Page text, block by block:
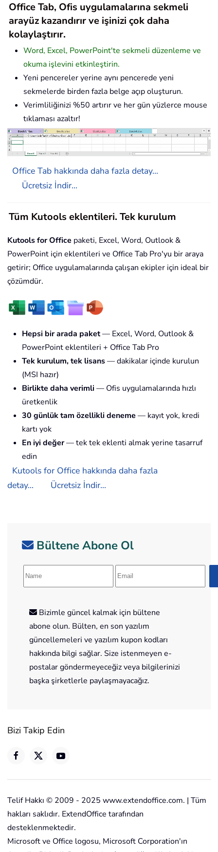
Office Tab, Ofis uygulamalarına sekmeli
arayüz kazandırır ve işinizi çok daha
kolaylaştırır.
Word, Excel, PowerPoint'te sekmeli düzenleme ve
okuma işlevini etkinleştirin.
Yeni pencereler yerine aynı pencerede yeni
sekmelerde birden fazla belge açıp oluşturun.
Verimliliğinizi %50 artırır ve her gün yüzlerce mouse
tıklaması azaltır!
Office Tab hakkında daha fazla detay...
Ücretsiz İndir...
Tüm Kutools eklentileri. Tek kurulum
Kutools for Office paketi, Excel, Word, Outlook &
PowerPoint için eklentileri ve Office Tab Pro'yu bir araya
getirir; Office uygulamalarında çalışan ekipler için ideal bir
çözümdür.
Hepsi bir arada paket— Excel, Word, Outlook &
PowerPoint eklentileri + Office Tab Pro
Tek kurulum, tek lisans— dakikalar içinde kurulun
(MSI hazır)
Birlikte daha verimli — Ofis uygulamalarında hızlı
üretkenlik
30 günlük tam özellikli deneme — kayıt yok, kredi
kartı yok
En iyi değer— tek tek eklenti almak yerine tasarruf
edin
Kutools for Office hakkında daha fazla
detay...
Ücretsiz İndir...
Bültene Abone Ol
Bizimle güncel kalmak için bültene
abone olun. Bülten, en son yazılım
güncellemeleri ve yazılım kupon kodları
hakkında bilgi sağlar. Size istenmeyen e-
postalar göndermeyeceğiz veya bilgilerinizi
başka şirketlerle paylaşmayacağız.
Bizi Takip Edin
Telif Hakkı © 2009 - 2025 www.extendoffice.com. | Tüm
hakları saklıdır. ExtendOffice tarafından
desteklenmektedir.
Microsoft ve Office logosu, Microsoft Corporation'ın